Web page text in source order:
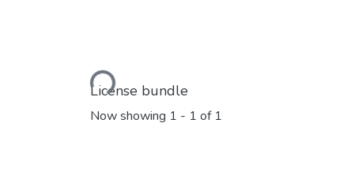
Loading...
License bundle
Now showing 1 - 1 of 1